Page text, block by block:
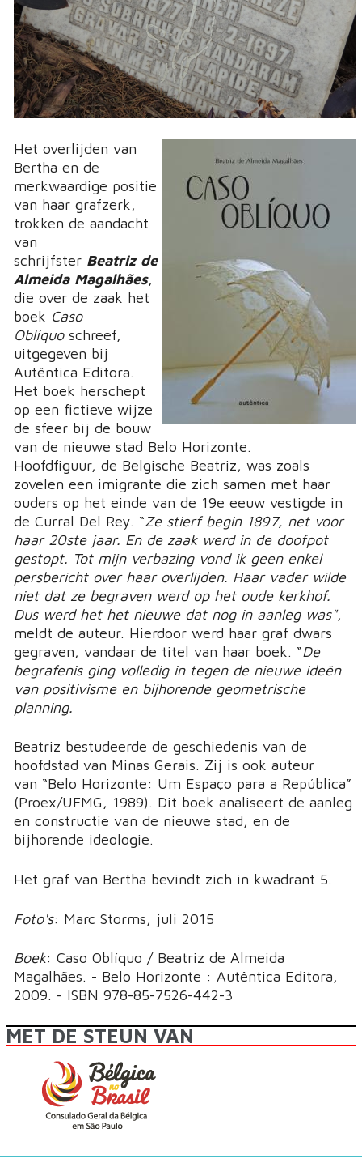
Het overlijden van
Bertha en de
merkwaardige positie
van haar grafzerk,
trokken de aandacht
van
schrijfster Beatriz de
Almeida Magalhães,
die over de zaak het
boek Caso
Oblíquoschreef,
uitgegeven bij
Autêntica Editora.
Het boek herschept
op een fictieve wijze
de sfeer bij de bouw
van de nieuwe stad Belo Horizonte.
Hoofdfiguur, de Belgische Beatriz, was zoals
zovelen een imigrante die zich samen met haar
ouders op het einde van de 19e eeuw vestigde in
de Curral Del Rey. “Ze stierf begin 1897, net voor
haar 20ste jaar. En de zaak werd in de doofpot
gestopt. Tot mijn verbazing vond ik geen enkel
persbericht over haar overlijden. Haar vader wilde
niet dat ze begraven werd op het oude kerkhof.
Dus werd het het nieuwe dat nog in aanleg was",
meldt de auteur. Hierdoor werd haar graf dwars
gegraven, vandaar de titel van haar boek. “De
begrafenis ging volledig in tegen de nieuwe ideën
van positivisme en bijhorende geometrische
planning.
Beatriz bestudeerde de geschiedenis van de
hoofdstad van Minas Gerais. Zij is ook auteur
van “Belo Horizonte: Um Espaço para a República”
(Proex/UFMG, 1989). Dit boek analiseert de aanleg
en constructie van de nieuwe stad, en de
bijhorende ideologie.
Het graf van Bertha bevindt zich in kwadrant 5.
Foto's: Marc Storms, juli 2015
Boek: Caso Oblíquo / Beatriz de Almeida
Magalhães. - Belo Horizonte : Autêntica Editora,
2009. - ISBN 978-85-7526-442-3
MET DE STEUN VAN